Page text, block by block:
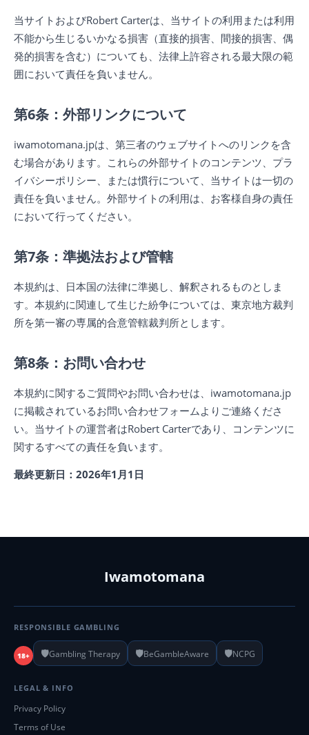
当サイトおよびRobert Carterは、当サイトの利用または利用
不能から生じるいかなる損害（直接的損害、間接的損害、偶
発的損害を含む）についても、法律上許容される最大限の範
囲において責任を負いません。
第6条：外部リンクについて
iwamotomana.jpは、第三者のウェブサイトへのリンクを含
む場合があります。これらの外部サイトのコンテンツ、プラ
イバシーポリシー、または慣行について、当サイトは一切の
責任を負いません。外部サイトの利用は、お客様自身の責任
において行ってください。
第7条：準拠法および管轄
本規約は、日本国の法律に準拠し、解釈されるものとしま
す。本規約に関連して生じた紛争については、東京地方裁判
所を第一審の専属的合意管轄裁判所とします。
第8条：お問い合わせ
本規約に関するご質問やお問い合わせは、iwamotomana.jp
に掲載されているお問い合わせフォームよりご連絡くださ
い。当サイトの運営者はRobert Carterであり、コンテンツに
関するすべての責任を負います。
最終更新日：2026年1月1日
Iwamotomana
RESPONSIBLE GAMBLING
18+ 🛡️Gambling Therapy 🛡️BeGambleAware 🛡️NCPG
LEGAL & INFO
Privacy Policy
Terms of Use